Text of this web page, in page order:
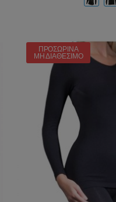
ΠΡΟΣΩΡΙΝΆ
ΜΗ ΔΙΑΘΈΣΙΜΟ